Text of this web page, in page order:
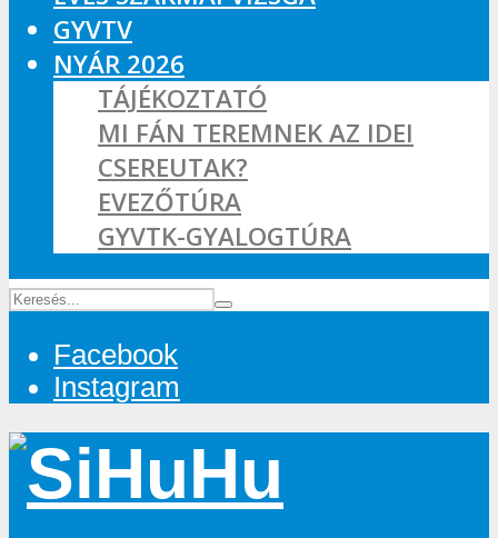
GYVTV
NYÁR 2026
TÁJÉKOZTATÓ
MI FÁN TEREMNEK AZ IDEI
CSEREUTAK?
EVEZŐTÚRA
GYVTK-GYALOGTÚRA
Facebook
Instagram